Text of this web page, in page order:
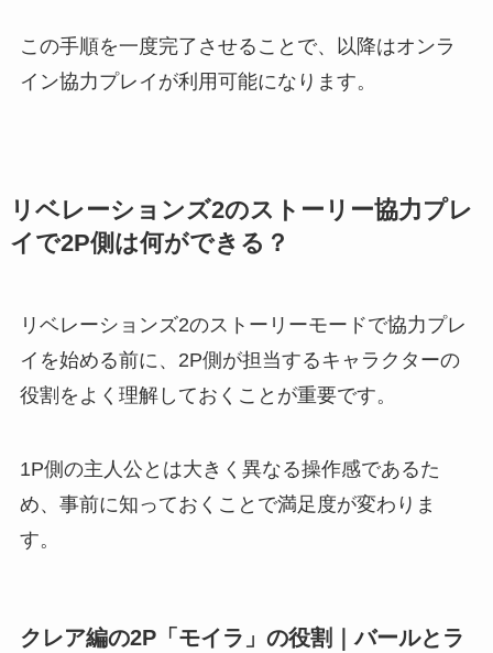
この手順を一度完了させることで、以降はオンラ
イン協力プレイが利用可能になります。
リベレーションズ2のストーリー協力プレ
イで2P側は何ができる？
リベレーションズ2のストーリーモードで協力プレ
イを始める前に、2P側が担当するキャラクターの
役割をよく理解しておくことが重要です。
1P側の主人公とは大きく異なる操作感であるた
め、事前に知っておくことで満足度が変わりま
す。
クレア編の2P「モイラ」の役割｜バールとラ